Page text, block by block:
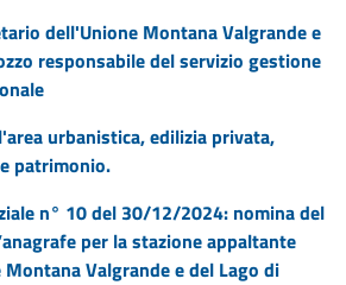
dell'Unione Montana Valgrande e
responsabile del servizio gestione
urbanistica, edilizia privata,
patrimonio.
n° 10 del 30/12/2024: nomina del
per la stazione appaltante
Montana Valgrande e del Lago di